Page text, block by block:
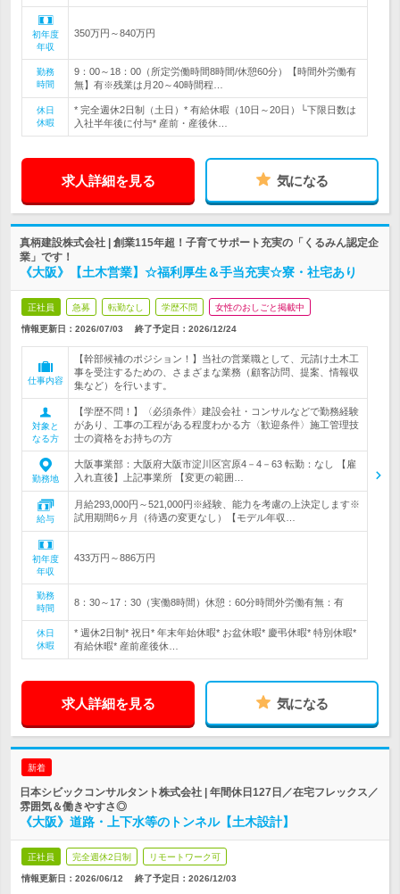
初年度
年収
350万円～840万円
勤務
時間
9：00～18：00（所定労働時間8時間/休憩60分）【時間外労働有
無】有※残業は月20～40時間程…
休日
休暇
* 完全週休2日制（土日）* 有給休暇（10日～20日）└下限日数は
入社半年後に付与* 産前・産後休…
求人詳細を見る 気になる
真柄建設株式会社 | 創業115年超！子育てサポート充実の「くるみん認定企
業」です！
《大阪》【土木営業】☆福利厚生＆手当充実☆寮・社宅あり
正社員 急募 転勤なし 学歴不問 女性のおしごと掲載中
情報更新日：2026/07/03 終了予定日： 2026/12/24
仕事内容
【幹部候補のポジション！】当社の営業職として、元請け土木工
事を受注するための、さまざまな業務（顧客訪問、提案、情報収
集など）を行います。
対象と
なる方
【学歴不問！】〈必須条件〉建設会社・コンサルなどで勤務経験
があり、工事の工程がある程度わかる方〈歓迎条件〉施工管理技
士の資格をお持ちの方
勤務地
大阪事業部：大阪府大阪市淀川区宮原4－4－63 転勤：なし 【雇
入れ直後】上記事業所 【変更の範囲…
給与
月給293,000円～521,000円※経験、能力を考慮の上決定します※
試用期間6ヶ月（待遇の変更なし）【モデル年収…
初年度
年収
433万円～886万円
勤務
時間
8：30～17：30（実働8時間）休憩：60分時間外労働有無：有
休日
休暇
* 週休2日制* 祝日* 年末年始休暇* お盆休暇* 慶弔休暇* 特別休暇*
有給休暇* 産前産後休…
求人詳細を見る 気になる
新着
日本シビックコンサルタント株式会社 | 年間休日127日／在宅フレックス／
雰囲気＆働きやすさ◎
《大阪》道路・上下水等のトンネル【土木設計】
正社員 完全週休2日制 リモートワーク可
情報更新日：2026/06/12 終了予定日： 2026/12/03